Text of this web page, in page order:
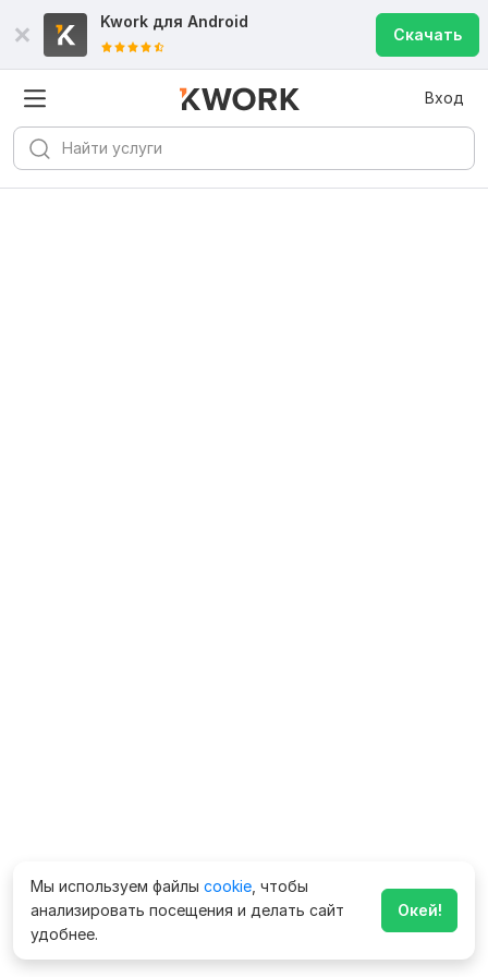
Kwork для Android
Скачать
Вход
Мы используем файлы cookie , чтобы
анализировать посещения и делать сайт
удобнее.
Окей!